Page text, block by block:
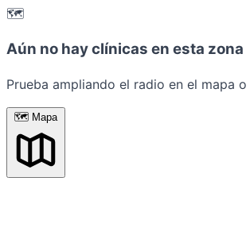
🗺️
Aún no hay clínicas en esta zona
Prueba ampliando el radio en el mapa
🗺 Mapa